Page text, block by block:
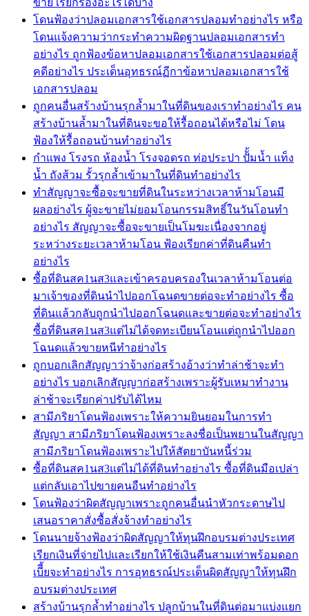
โดนฟ้องว่าปลอมเอกสารใช้เอกสารปลอมทำอย่างไร หรือ
โดนแจ้งความว่ากระทำความผิดฐานปลอมเอกสารทำ
อย่างไร ถูกฟ้องข้อหาปลอมเอกสารใช้เอกสารปลอมต่อสู้
คดีอย่างไร ประเด็นอุทธรณ์ฏีกาข้อหาปลอมเอกสารใช้
เอกสารปลอม
ถูกคนอื่นสร้างบ้านรุกล้ำมาในที่ดินของเราทำอย่างไร คน
สร้างบ้านล้ำมาในที่ดินจะขอให้รื้อถอนได้หรือไม่ โดน
ฟ้องให้รื้อถอนบ้านทำอย่างไร
กำแพง โรงรถ ห้องน้ำ โรงจอดรถ ท่อประปา ปัั้มน้ำ แท็ง
น้ำ ถังส้วม รั้วรุกล้ำเข้ามาในที่ดินทำอย่างไร
ทำสัญญาจะซื้อจะขายที่ดินในระหว่างเวลาห้ามโอนมี
ผลอย่างไร ผู้จะขายไม่ยอมโอนกรรมสิทธิ์ในวันโอนทำ
อย่างไร สัญญาจะซื้อจะขายเป็นโมฆะเนื่องจากอยู่
ระหว่างระยะเวลาห้ามโอน ฟ้องเรียกค่าที่ดินคืนทำ
อย่างไร
ซื้อที่ดินสค1นส3และเข้าครอบครองในเวลาห้ามโอนต่อ
มาเจ้าของที่ดินนำไปออกโฉนดขายต่อจะทำอย่างไร ซื้อ
ที่ดินแล้วกลับถูกนำไปออกโฉนดและขายต่อจะทำอย่างไร
ซื้อที่ดินสค1นส3แต่ไม่ได้จดทะเบียนโอนแต่ถูกนำไปออก
โฉนดแล้วขายหนีทำอย่างไร
ถูกบอกเลิกสัญญาว่าจ้างก่อสร้างอ้างว่าทำล่าช้าจะทำ
อย่างไร บอกเลิกสัญญาก่อสร้างเพราะผู้รับเหมาทำงาน
ล่าช้าจะเรียกค่าปรับได้ไหม
สามีภริยาโดนฟ้องเพราะให้ความยินยอมในการทำ
สัญญา สามีภริยาโดนฟ้องเพราะลงชื่อเป็นพยานในสัญญา
สามีภริยาโดนฟ้องเพราะไปให้สัตยาบันหนี้ร่วม
ซื้อที่ดินสค1นส3แต่ไม่ได้ที่ดินทำอย่างไร ซื้อที่ดินมือเปล่า
แต่กลับเอาไปขายคนอืนทำอย่างไร
โดนฟ้องว่าผิดสัญญาเพราะถูกคนอื่นนำหัวกระดาษไป
เสนอราคาสั่งซื้อสั่งจ้างทำอย่างไร
โดนนายจ้างฟ้องว่าผิดสัญญาให้ทุนฝึกอบรมต่างประเทศ
เรียกเงินที่จ่ายไปและเรียกให้ใช้เงินคืนสามเท่าพร้อมดอก
เบีี้ยจะทำอย่างไร การอุทธรณ์ประเด็นผิดสัญญาให้ทุนฝึก
อบรมต่างประเทศ
สร้างบ้านรุกล้ำทำอย่างไร ปลูกบ้านในที่ดินต่อมาแบ่งแยก